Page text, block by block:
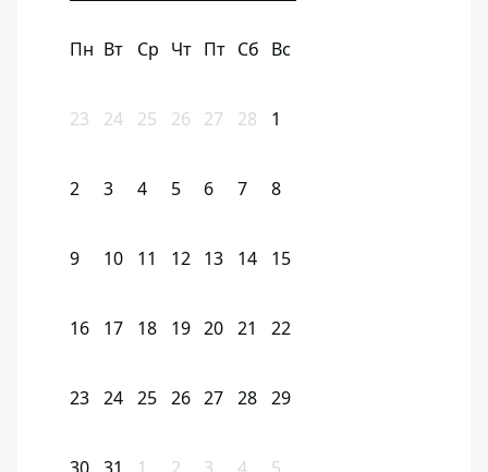
Пн Вт Ср Чт Пт Сб Вс
23 24 25 26 27 28 1
2 3 4 5 6 7 8
9 10 11 12 13 14 15
16 17 18 19 20 21 22
23 24 25 26 27 28 29